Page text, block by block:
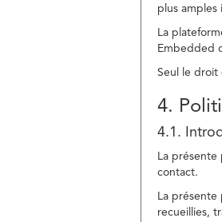
plus amples
La
Embedded
Seul le droit
4.
4.1.
La présente
contact.
La
recueillies,